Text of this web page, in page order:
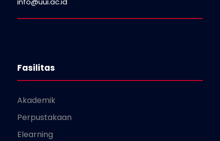
Fasilitas
Akademik
Perpustakaan
Elearning